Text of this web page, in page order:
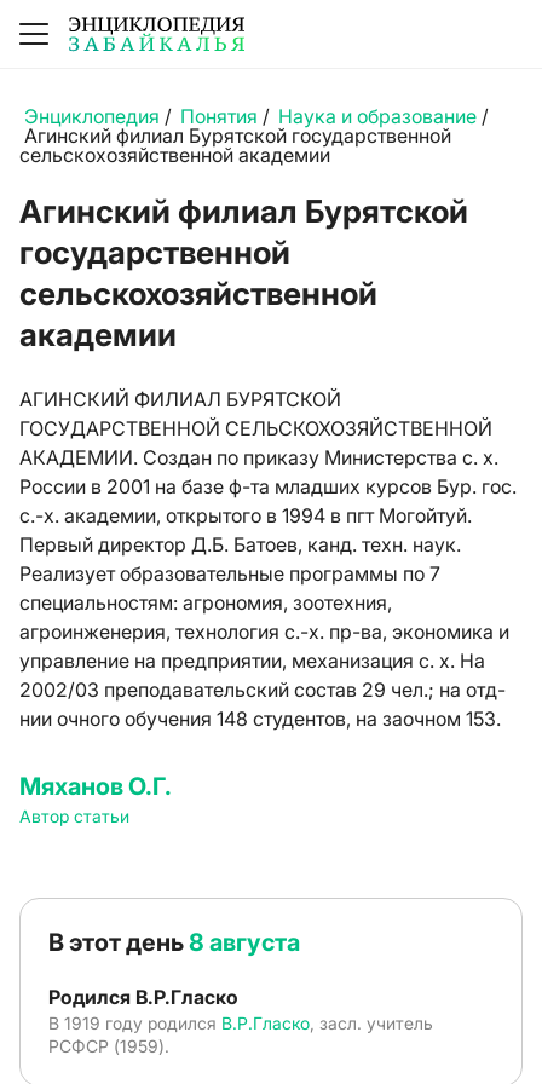
Энциклопедия / Понятия / Наука и образование /
Агинский филиал Бурятской государственной
сельскохозяйственной академии
Агинский филиал Бурятской
государственной
сельскохозяйственной
академии
АГИНСКИЙ ФИЛИАЛ БУРЯТСКОЙ
ГОСУДАРСТВЕННОЙ СЕЛЬСКОХОЗЯЙСТВЕННОЙ
АКАДЕМИИ. Создан по приказу Министерства с. х.
России в 2001 на базе ф-та младших курсов Бур. гос.
с.-х. академии, открытого в 1994 в пгт Могойтуй.
Первый директор Д.Б. Батоев, канд. техн. наук.
Реализует образовательные программы по 7
специальностям: агрономия, зоотехния,
агроинженерия, технология с.-х. пр-ва, экономика и
управление на предприятии, механизация с. х. На
2002/03 преподавательский состав 29 чел.; на отд-
нии очного обучения 148 студентов, на заочном 153.
Мяханов О.Г.
Автор статьи
В этот день8 августа
Родился В.Р.Гласко
В 1919 году родился В.Р.Гласко , засл. учитель
РСФСР (1959).